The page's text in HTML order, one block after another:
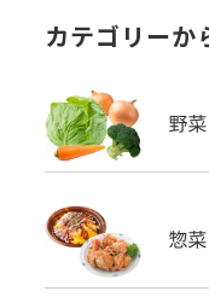
カテゴリーか